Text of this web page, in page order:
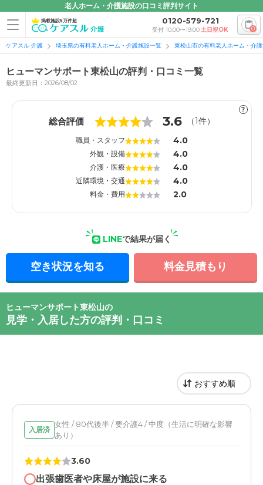
老人ホーム・介護施設の口コミ評判サイト
掲載施設5万件超 0120-579-721
受付 10:00〜19:00土日祝OK 0
ケアスル 介護 埼玉県の有料老人ホーム・介護施設一覧 東松山市の有料老人ホーム・介
ヒューマンサポート東松山の評判・口コミ一覧
最終更新日：2026/08/02
?
総合評価 3.6 （1件）
職員・スタッフ 4.0
外観・設備 4.0
介護・医療 4.0
近隣環境・交通 4.0
料金・費用 2.0
LINEで結果が届く
空き状況を知る 料金見積もり
ヒューマンサポート東松山の
見学・入居した方の評判・口コミ
入居済
女性 / 80代後半 / 要介護4 / 中度（生活に明確な影響
あり）
3.60
出張歯医者や床屋が施設に来る